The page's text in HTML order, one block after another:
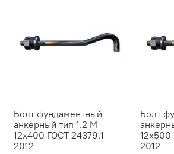
Болт фундаментный
анкерный тип 1.2 М
12х400 ГОСТ 24379.1-
2012
Болт
12х500
2012